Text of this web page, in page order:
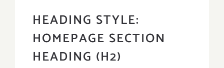
HEADING STYLE:
HOMEPAGE SECTION
HEADING (H2)